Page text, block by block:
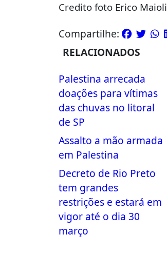
Credito foto Erico Maioli
Compartilhe:
RELACIONADOS
Palestina arrecada
doações para vítimas
das chuvas no litoral
de SP
Assalto a mão armada
em Palestina
Decreto de Rio Preto
tem grandes
restrições e estará em
vigor até o dia 30
março